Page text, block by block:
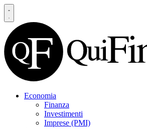
Economia
Finanza
Investimenti
Imprese (PMI)